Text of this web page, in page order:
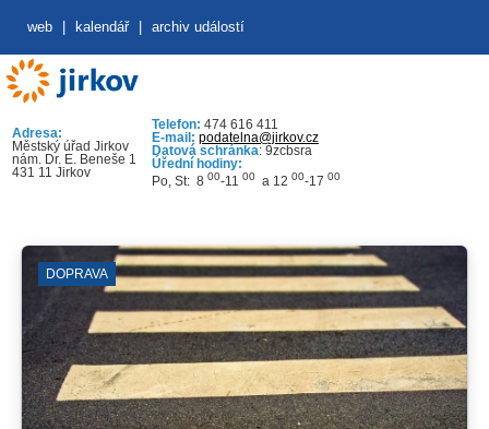
web kalendář archiv událostí
Adresa:
Městský úřad Jirkov
nám. Dr. E. Beneše 1
431 11 Jirkov
Telefon: 474 616 411
E-mail: podatelna@jirkov.cz
Datová schránka: 9zcbsra
Úřední hodiny:
Po, St: 8 00-11 00 a 12 00-17 00
DOPRAVA